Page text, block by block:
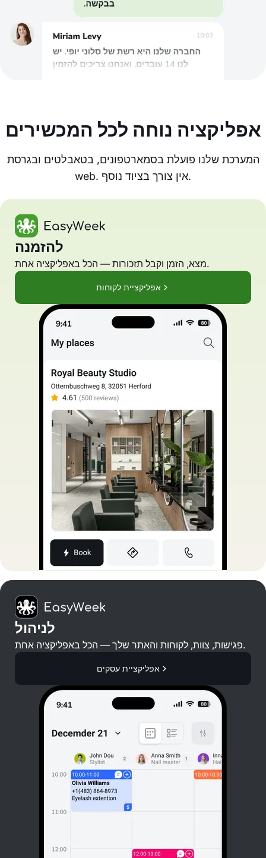
אפליקציה נוחה לכל המכשירים
המערכת שלנו פועלת בסמארטפונים, בטאבלטים ובגרסת
web. אין צורך בציוד נוסף.
להזמנה
מצא, הזמן וקבל תזכורות — הכל באפליקציה אחת.
אפליקציית לקוחות
לניהול
פגישות, צוות, לקוחות והאתר שלך — הכל באפליקציה אחת.
אפליקציית עסקים